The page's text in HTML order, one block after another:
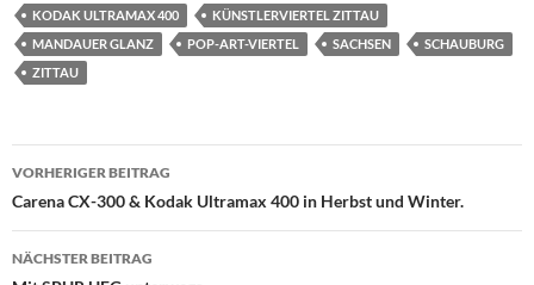
KODAK ULTRAMAX 400
KÜNSTLERVIERTEL ZITTAU
MANDAUER GLANZ
POP-ART-VIERTEL SACHSEN
SCHAUBURG
ZITTAU
Beitragsnavigation
VORHERIGER BEITRAG
Carena CX-300 & Kodak Ultramax 400 in Herbst und Winter.
NÄCHSTER BEITRAG